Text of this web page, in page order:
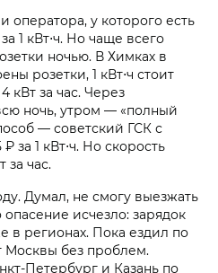
оператора, у которого есть
1 кВт⋅ч. Но чаще всего
ночью. В Химках в
розетки, 1 кВт⋅ч стоит
кВт за час. Через
ночь, утром — «полный
— советский ГСК с
за 1 кВт⋅ч. Но скорость
за час.
Думал, не смогу выезжать
исчезло: зарядок
в регионах. Пока ездил по
Москвы без проблем.
Петербург и Казань по